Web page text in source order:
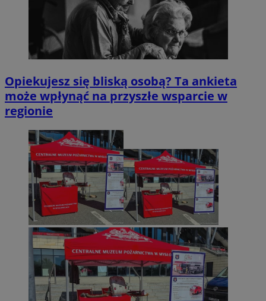
Opiekujesz się bliską osobą? Ta ankieta
może wpłynąć na przyszłe wsparcie w
regionie